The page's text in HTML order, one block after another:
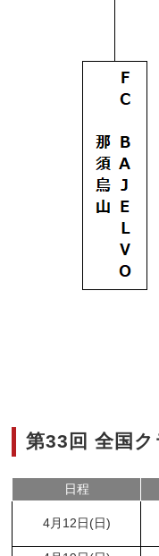
第33回 全国
日程
4月12日(日)